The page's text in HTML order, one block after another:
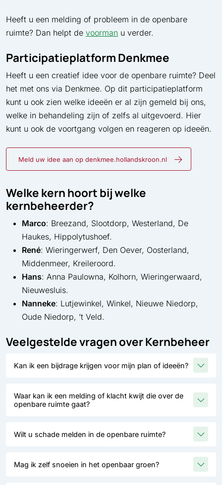
Heeft u een melding of probleem in de openbare
ruimte? Dan helpt de voorman u verder.
Participatieplatform Denkmee
Heeft u een creatief idee voor de openbare ruimte? Deel
het met ons via Denkmee. Op dit participatieplatform
kunt u ook zien welke ideeën er al zijn gemeld bij ons,
welke in behandeling zijn of zelfs al uitgevoerd. Hier
kunt u ook de voortgang volgen en reageren op ideeën.
Meld uw idee aan op denkmee.hollandskroon.nl
Welke kern hoort bij welke
kernbeheerder?
Marco: Breezand, Slootdorp, Westerland, De
Haukes, Hippolytushoef.
René: Wieringerwerf, Den Oever, Oosterland,
Middenmeer, Kreileroord.
Hans: Anna Paulowna, Kolhorn, Wieringerwaard,
Nieuwesluis.
Nanneke: Lutjewinkel, Winkel, Nieuwe Niedorp,
Oude Niedorp, ’t Veld.
Veelgestelde vragen over Kernbeheer
Kan ik een bijdrage krijgen voor mijn plan of ideeën?
Waar kan ik een melding of klacht kwijt die over de
openbare ruimte gaat?
Wilt u schade melden in de openbare ruimte?
Mag ik zelf snoeien in het openbaar groen?